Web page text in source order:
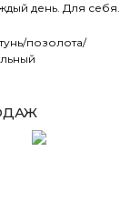
день. Для себя.
позолота/